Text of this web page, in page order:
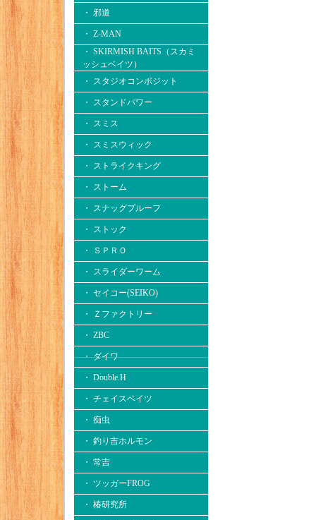
・ 邪道
・ Z-MAN
・ SKIRMISH BAITS（スカミ
ッシュベイツ）
・ スタジオコンポジット
・ スタンドパワー
・ スミス
・ スミスウィック
・ ストライクキング
・ ストーム
・ スナッグプルーフ
・ ストック
・ ＳＰＲＯ
・ スライダーワーム
・ セイコー(SEIKO)
・ Ｚファクトリー
・ ZBC
・ ダイワ
・ Double.H
・ チェイスベイツ
・ 痴虫
・ 釣り吉ホルモン
・ 常吉
・ ツッガーFROG
・ 椿研究所